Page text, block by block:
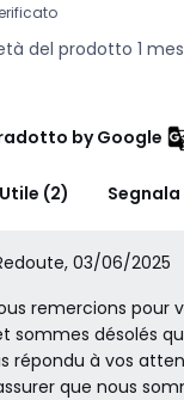
del prodotto 1
by Google
Utile (2) Segnala
03/06/2025
remercions pour
sommes désolés
répondu à vos
que nous